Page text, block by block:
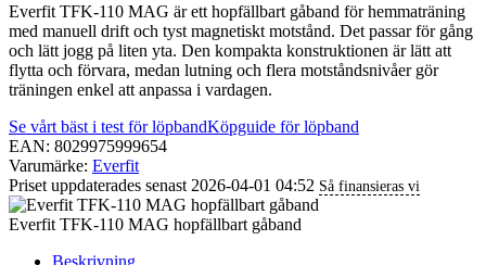
Everfit TFK-110 MAG är ett hopfällbart gåband för hemmaträning
med manuell drift och tyst magnetiskt motstånd. Det passar för gång
och lätt jogg på liten yta. Den kompakta konstruktionen är lätt att
flytta och förvara, medan lutning och flera motståndsnivåer gör
träningen enkel att anpassa i vardagen.
Se vårt bäst i test för löpbandKöpguide för löpband
EAN: 8029975999654
Varumärke: Everfit
Priset uppdaterades senast 2026-04-01 04:52 Så finansieras vi
Everfit TFK-110 MAG hopfällbart gåband
Beskrivning